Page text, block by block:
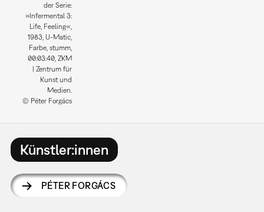
der Serie:
»Infermental 3:
Life, Feeling«,
1983, U-Matic,
Farbe, stumm,
00:03:40, ZKM
| Zentrum für
Kunst und
Medien.
© Péter Forgács
Künstler:innen
PÉTER FORGÁCS